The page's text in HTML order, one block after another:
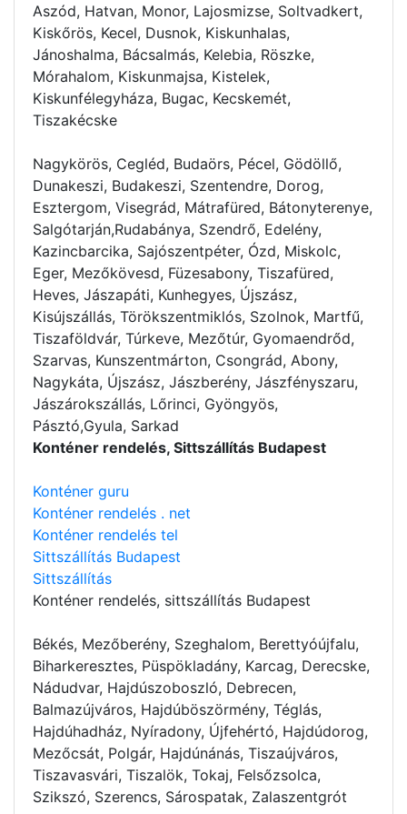
Aszód, Hatvan, Monor, Lajosmizse, Soltvadkert,
Kiskőrös, Kecel, Dusnok, Kiskunhalas,
Jánoshalma, Bácsalmás, Kelebia, Röszke,
Mórahalom, Kiskunmajsa, Kistelek,
Kiskunfélegyháza, Bugac, Kecskemét,
Tiszakécske
Nagykörös, Cegléd, Budaörs, Pécel, Gödöllő,
Dunakeszi, Budakeszi, Szentendre, Dorog,
Esztergom, Visegrád, Mátrafüred, Bátonyterenye,
Salgótarján,Rudabánya, Szendrő, Edelény,
Kazincbarcika, Sajószentpéter, Ózd, Miskolc,
Eger, Mezőkövesd, Füzesabony, Tiszafüred,
Heves, Jászapáti, Kunhegyes, Újszász,
Kisújszállás, Törökszentmiklós, Szolnok, Martfű,
Tiszaföldvár, Túrkeve, Mezőtúr, Gyomaendrőd,
Szarvas, Kunszentmárton, Csongrád, Abony,
Nagykáta, Újszász, Jászberény, Jászfényszaru,
Jászárokszállás, Lőrinci, Gyöngyös,
Pásztó,Gyula, Sarkad
Konténer rendelés, Sittszállítás Budapest
Konténer guru
Konténer rendelés . net
Konténer rendelés tel
Sittszállítás Budapest
Sittszállítás
Konténer rendelés, sittszállítás Budapest
Békés, Mezőberény, Szeghalom, Berettyóújfalu,
Biharkeresztes, Püspökladány, Karcag, Derecske,
Nádudvar, Hajdúszoboszló, Debrecen,
Balmazújváros, Hajdúböszörmény, Téglás,
Hajdúhadház, Nyíradony, Újfehértó, Hajdúdorog,
Mezőcsát, Polgár, Hajdúnánás, Tiszaújváros,
Tiszavasvári, Tiszalök, Tokaj, Felsőzsolca,
Szikszó, Szerencs, Sárospatak, Zalaszentgrót